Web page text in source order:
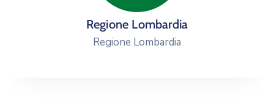
Ce.L.I.T.
Centro Lavoro Integrato nel Territorio